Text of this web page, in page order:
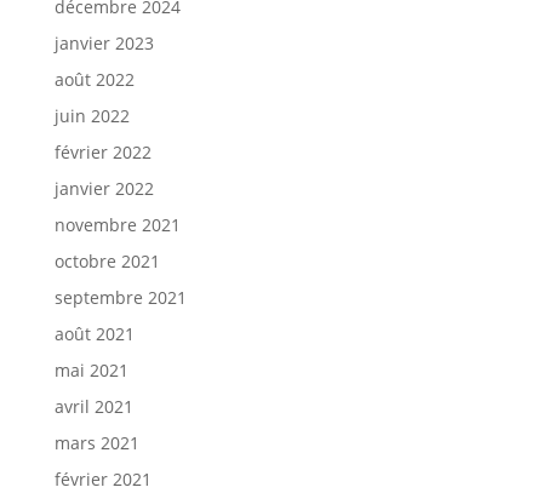
décembre 2024
janvier 2023
août 2022
juin 2022
février 2022
janvier 2022
novembre 2021
octobre 2021
septembre 2021
août 2021
mai 2021
avril 2021
mars 2021
février 2021